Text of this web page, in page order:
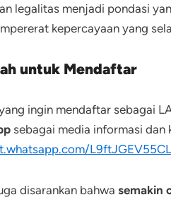
legalitas menjadi pondasi
kepercayaan yang
untuk Mendaftar
ingin mendaftar sebagai
sebagai media informasi dan
disarankan bahwa semakin